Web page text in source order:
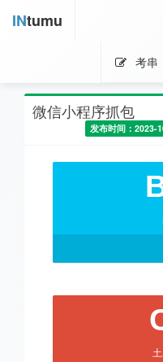
INtumu
考串
微信小程序抓包
发布时间：2023-